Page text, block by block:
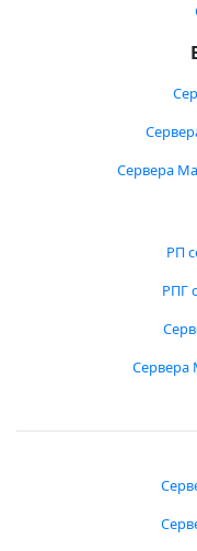
Сервера
РП
РПГ
Сервера